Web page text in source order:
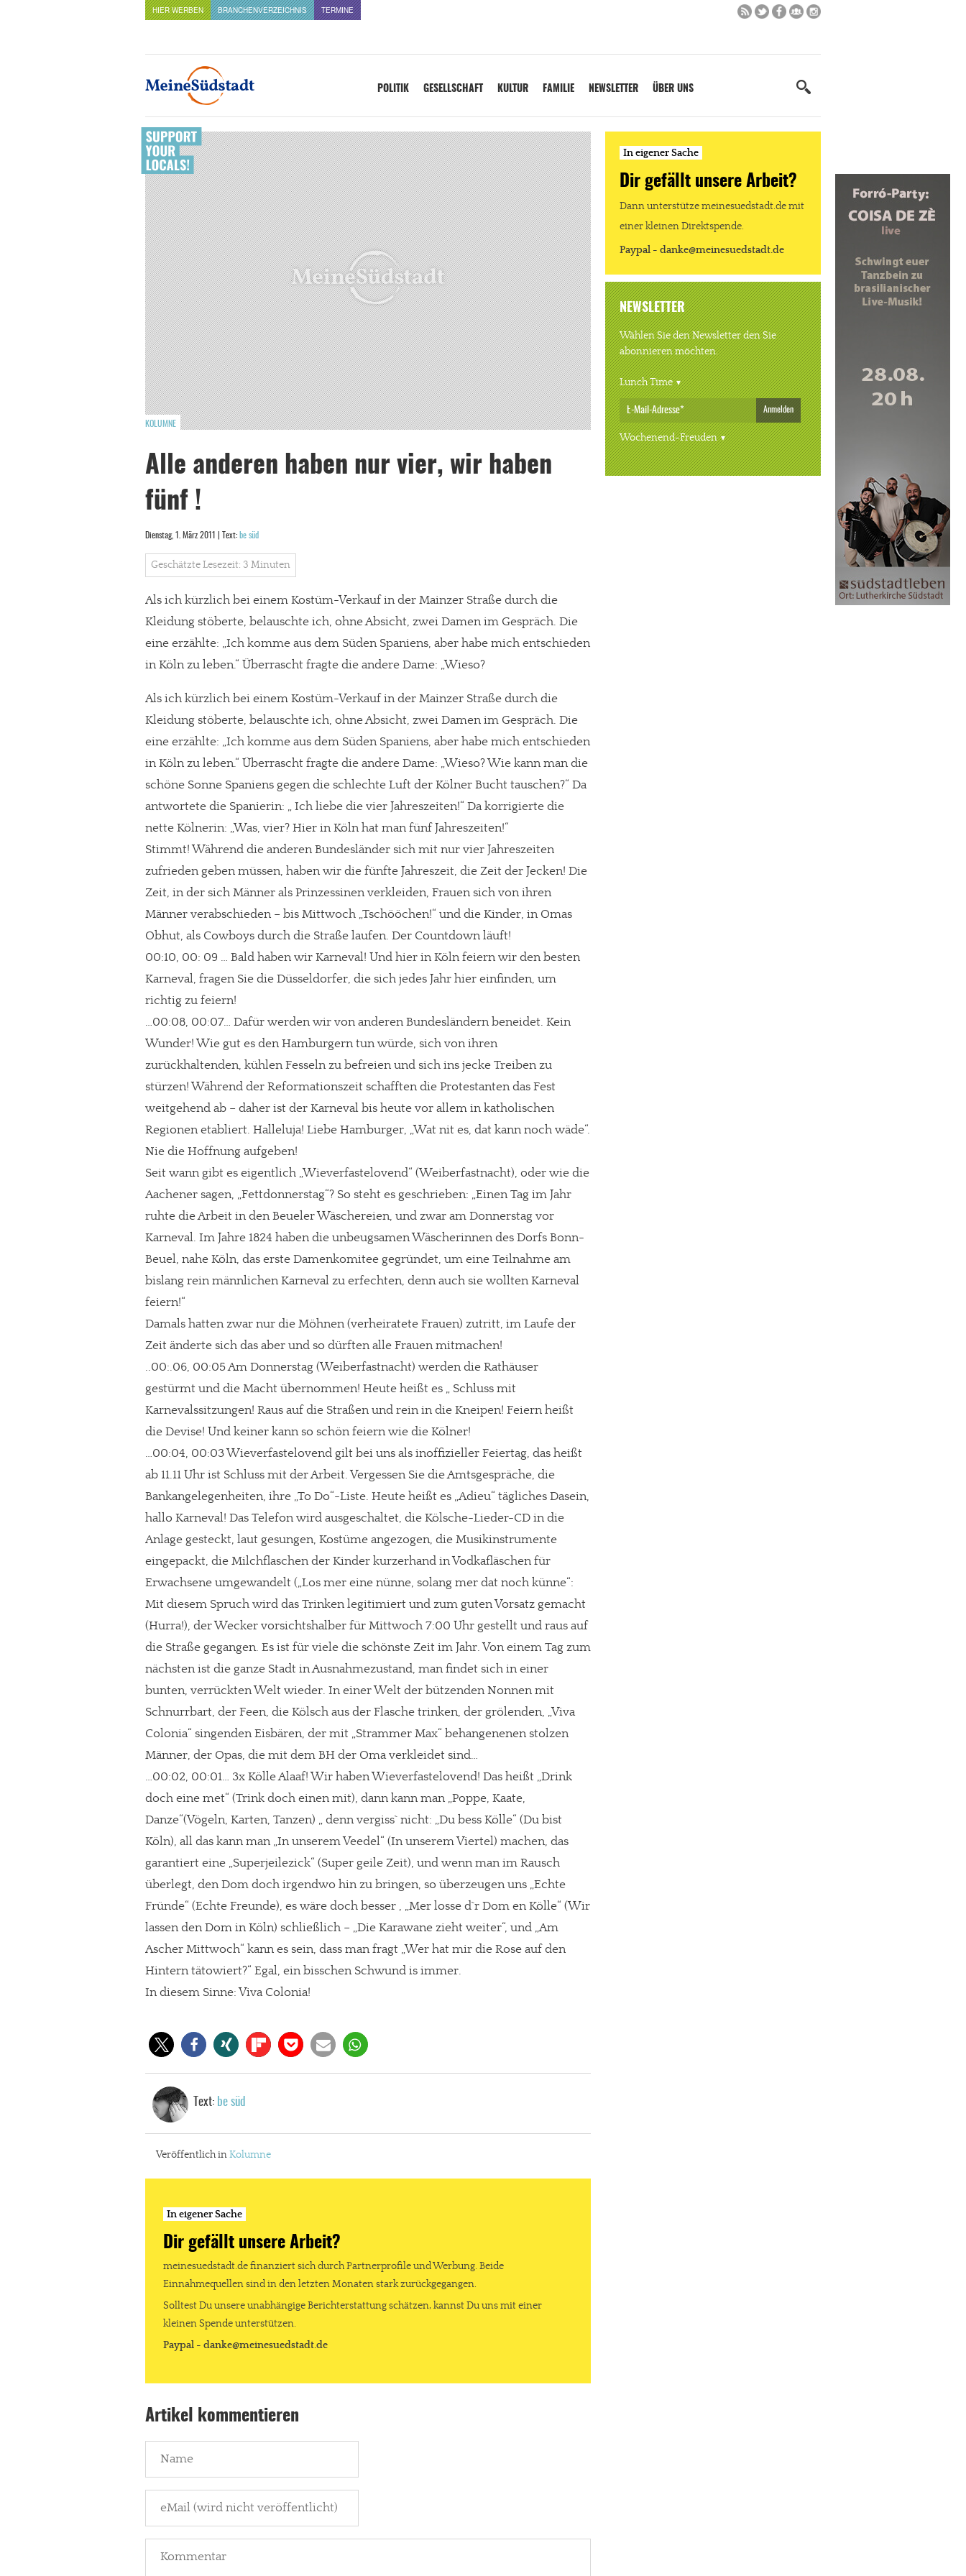
In eigener Sache
Dir gefällt unsere Arbeit?
meinesuedstadt.de finanziert sich durch Partnerprofile und Werbung. Beide Einnahmequellen sind in den letzten Monaten stark zurückgegangen.
Solltest Du unsere unabhängige Berichterstattung schätzen, kannst Du uns mit einer kleinen Spende unterstützen.
Paypal - danke@meinesuedstadt.de
JETZT SPENDEN Schon erledigt!
HIER WERBEN BRANCHENVERZEICHNIS TERMINE
POLITIK GESELLSCHAFT KULTUR FAMILIE NEWSLETTER ÜBER UNS
KOLUMNE
Alle anderen haben nur vier, wir haben
fünf !
Dienstag, 1. März 2011 | Text: be süd
Geschätzte Lesezeit: 3 Minuten
Als ich kürzlich bei einem Kostüm-Verkauf in der Mainzer Straße durch die
Kleidung stöberte, belauschte ich, ohne Absicht, zwei Damen im Gespräch. Die
eine erzählte: „Ich komme aus dem Süden Spaniens, aber habe mich entschieden
in Köln zu leben.“ Überrascht fragte die andere Dame: „Wieso?
Als ich kürzlich bei einem Kostüm-Verkauf in der Mainzer Straße durch die
Kleidung stöberte, belauschte ich, ohne Absicht, zwei Damen im Gespräch. Die
eine erzählte: „Ich komme aus dem Süden Spaniens, aber habe mich entschieden
in Köln zu leben.“ Überrascht fragte die andere Dame: „Wieso? Wie kann man die
schöne Sonne Spaniens gegen die schlechte Luft der Kölner Bucht tauschen?“ Da
antwortete die Spanierin: „ Ich liebe die vier Jahreszeiten!“ Da korrigierte die
nette Kölnerin: „Was, vier? Hier in Köln hat man fünf Jahreszeiten!“
Stimmt! Während die anderen Bundesländer sich mit nur vier Jahreszeiten
zufrieden geben müssen, haben wir die fünfte Jahreszeit, die Zeit der Jecken! Die
Zeit, in der sich Männer als Prinzessinen verkleiden, Frauen sich von ihren
Männer verabschieden – bis Mittwoch „Tschööchen!“ und die Kinder, in Omas
Obhut, als Cowboys durch die Straße laufen. Der Countdown läuft!
00:10, 00: 09 … Bald haben wir Karneval! Und hier in Köln feiern wir den besten
Karneval, fragen Sie die Düsseldorfer, die sich jedes Jahr hier einfinden, um
richtig zu feiern!
…00:08, 00:07… Dafür werden wir von anderen Bundesländern beneidet. Kein
Wunder! Wie gut es den Hamburgern tun würde, sich von ihren
zurückhaltenden, kühlen Fesseln zu befreien und sich ins jecke Treiben zu
stürzen! Während der Reformationszeit schafften die Protestanten das Fest
weitgehend ab – daher ist der Karneval bis heute vor allem in katholischen
Regionen etabliert. Halleluja! Liebe Hamburger, „Wat nit es, dat kann noch wäde“.
Nie die Hoffnung aufgeben!
Seit wann gibt es eigentlich „Wieverfastelovend“ (Weiberfastnacht), oder wie die
Aachener sagen, „Fettdonnerstag“? So steht es geschrieben: „Einen Tag im Jahr
ruhte die Arbeit in den Beueler Wäschereien, und zwar am Donnerstag vor
Karneval. Im Jahre 1824 haben die unbeugsamen Wäscherinnen des Dorfs Bonn-
Beuel, nahe Köln, das erste Damenkomitee gegründet, um eine Teilnahme am
bislang rein männlichen Karneval zu erfechten, denn auch sie wollten Karneval
feiern!“
Damals hatten zwar nur die Möhnen (verheiratete Frauen) zutritt, im Laufe der
Zeit änderte sich das aber und so dürften alle Frauen mitmachen!
..00:.06, 00:05 Am Donnerstag (Weiberfastnacht) werden die Rathäuser
gestürmt und die Macht übernommen! Heute heißt es „ Schluss mit
Karnevalssitzungen! Raus auf die Straßen und rein in die Kneipen! Feiern heißt
die Devise! Und keiner kann so schön feiern wie die Kölner!
…00:04, 00:03 Wieverfastelovend gilt bei uns als inoffizieller Feiertag, das heißt
ab 11.11 Uhr ist Schluss mit der Arbeit. Vergessen Sie die Amtsgespräche, die
Bankangelegenheiten, ihre „To Do“-Liste. Heute heißt es „Adieu“ tägliches Dasein,
hallo Karneval! Das Telefon wird ausgeschaltet, die Kölsche-Lieder-CD in die
Anlage gesteckt, laut gesungen, Kostüme angezogen, die Musikinstrumente
eingepackt, die Milchflaschen der Kinder kurzerhand in Vodkafläschen für
Erwachsene umgewandelt („Los mer eine nünne, solang mer dat noch künne“:
Mit diesem Spruch wird das Trinken legitimiert und zum guten Vorsatz gemacht
(Hurra!), der Wecker vorsichtshalber für Mittwoch 7:00 Uhr gestellt und raus auf
die Straße gegangen. Es ist für viele die schönste Zeit im Jahr. Von einem Tag zum
nächsten ist die ganze Stadt in Ausnahmezustand, man findet sich in einer
bunten, verrückten Welt wieder. In einer Welt der bützenden Nonnen mit
Schnurrbart, der Feen, die Kölsch aus der Flasche trinken, der grölenden, „Viva
Colonia“ singenden Eisbären, der mit „Strammer Max“ behangenenen stolzen
Männer, der Opas, die mit dem BH der Oma verkleidet sind…
…00:02, 00:01… 3x Kölle Alaaf! Wir haben Wieverfastelovend! Das heißt „Drink
doch eine met“ (Trink doch einen mit), dann kann man „Poppe, Kaate,
Danze“(Vögeln, Karten, Tanzen) „ denn vergiss` nicht: „Du bess Kölle“ (Du bist
Köln), all das kann man „In unserem Veedel“ (In unserem Viertel) machen, das
garantiert eine „Superjeilezick“ (Super geile Zeit), und wenn man im Rausch
überlegt, den Dom doch irgendwo hin zu bringen, so überzeugen uns „Echte
Fründe“ (Echte Freunde), es wäre doch besser , „Mer losse d`r Dom en Kölle“ (Wir
lassen den Dom in Köln) schließlich – „Die Karawane zieht weiter“, und „Am
Ascher Mittwoch“ kann es sein, dass man fragt „Wer hat mir die Rose auf den
Hintern tätowiert?“ Egal, ein bisschen Schwund is immer.
In diesem Sinne: Viva Colonia!
Text: be süd
Veröffentlich inKolumne
In eigener Sache
Dir gefällt unsere Arbeit?
meinesuedstadt.de finanziert sich durch Partnerprofile und Werbung. Beide
Einnahmequellen sind in den letzten Monaten stark zurückgegangen.
Solltest Du unsere unabhängige Berichterstattung schätzen, kannst Du uns mit einer
kleinen Spende unterstützen.
Paypal - danke@meinesuedstadt.de
Artikel kommentieren
In eigener Sache
Dir gefällt unsere Arbeit?
Dann unterstütze meinesuedstadt.de mit
einer kleinen Direktspende.
Paypal - danke@meinesuedstadt.de
NEWSLETTER
Wählen Sie den Newsletter den Sie
abonnieren möchten.
Lunch Time
Anmelden
Wochenend-Freuden